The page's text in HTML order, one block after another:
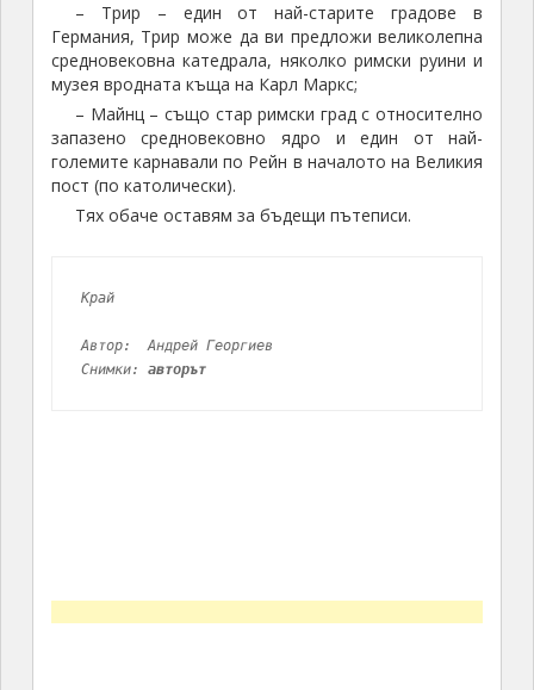
– Трир – един от най-старите градове в
Германия, Трир може да ви предложи великолепна
средновековна катедрала, няколко римски руини и
музея вродната къща на Карл Маркс;
– Майнц – също стар римски град с относително
запазено средновековно ядро и един от най-
големите карнавали по Рейн в началото на Великия
пост (по католически).
Тях обаче оставям за бъдещи пътеписи.
Край
Автор:
Андрей Георгиев
Снимки: авторът